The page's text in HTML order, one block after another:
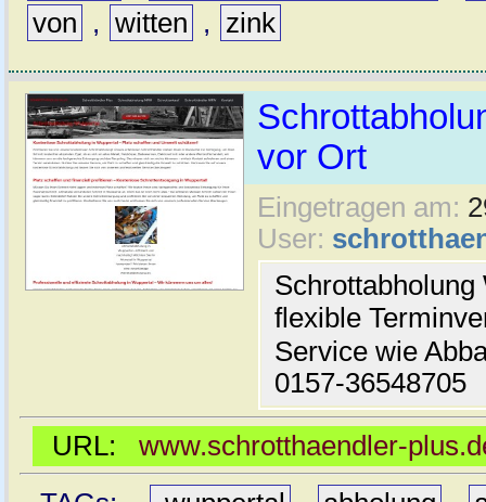
von
, witten , zink
vor Ort
Eingetragen am:
User:
Schrottabholung
flexible
Service wie
0157-36548705
URL: www.schrotthaendler-